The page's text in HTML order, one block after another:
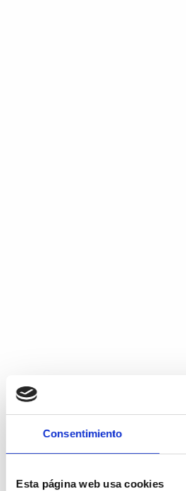
Consentimiento
Esta página web usa cookies